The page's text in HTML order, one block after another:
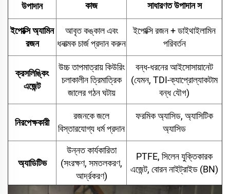
উপাদান কাজ সাধারণতউপাদানস
ইপোক্সি অ্যামিন
রজন
আবৃত কঙ্কাল এবং
ধনাত্মক চার্জ প্রদান করুন
ইপোক্সি রজন + ডাইথাইলামিন
পরিবর্তন
ক্রসলিঙ্কিং
এজেন্ট
উচ্চ তাপমাত্রায় কিউরিং
চলাকালীন ত্রিমাত্রিক
জালের গঠন ঘটায়
বন্ধ-ধরনের আইসোসায়ানেট
(যেমন, TDI-ক্যাপ্রোল্যাকটাম
বন্ধ যৌগ)
নিরপেক্ষকারী
রজনকে জলে
বিস্তারযোগ্য ধর্ম প্রদান
ফরমিক অ্যাসিড, অ্যাসিটিক
অ্যাসিড
অ্যাডিটিভ
উন্নত কার্যকারিতা
(সংরক্ষণ, সমতলকরণ,
আর্দ্রকরণ)
PTFE, সিলেন যুক্তিকারক
এজেন্ট, বোরন নাইট্রাইড (BN)